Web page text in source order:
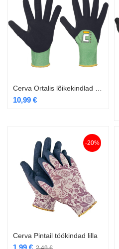
10,99 €
-20%
Cerva Pintail töökindad lilla
1,99 €